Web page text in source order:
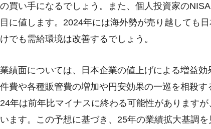
の買い手になるでしょう。また、個人投資家の
目に値します。2024年には海外勢が売り越しても
けでも需給環境は改善するでしょう。
業績面については、日本企業の値上げによる増益
件費や各種販管費の増加や円安効果の一巡を相殺
24年は前年比マイナスに終わる可能性があります
います。この予想に基づき、25年の業績拡大基調を